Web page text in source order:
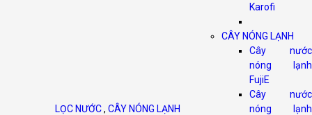
LỌC NƯỚC, CÂY NÓNG LẠNH
Karofi
CÂY NÓNG LẠNH
Cây nước
nóng lạnh
FujiE
Cây nước
nóng lạnh